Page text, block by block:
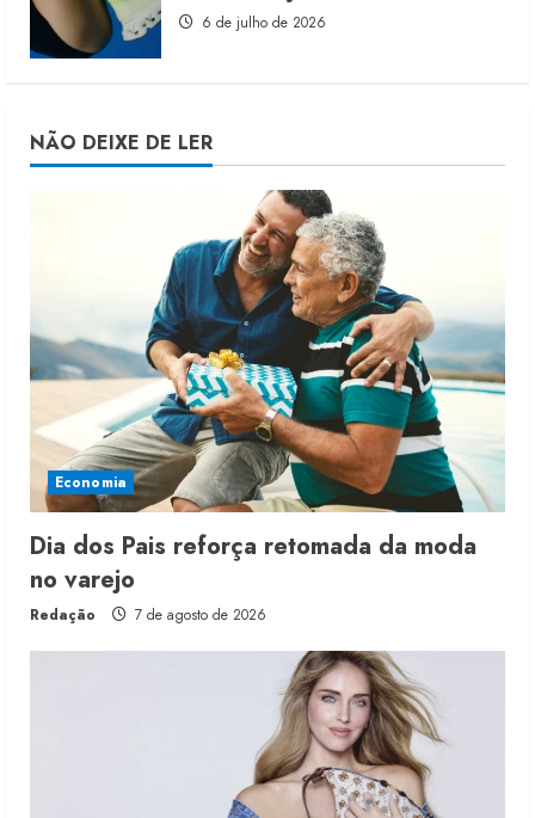
6 de julho de 2026
NÃO DEIXE DE LER
Economia
Dia dos Pais reforça retomada da moda
no varejo
Redação 7 de agosto de 2026